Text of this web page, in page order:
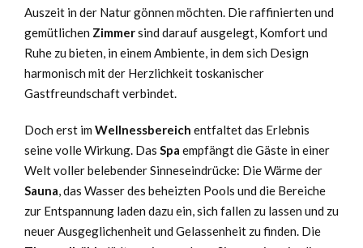
Auszeit in der Natur gönnen möchten. Die raffinierten und
gemütlichen Zimmersind darauf ausgelegt, Komfort und
Ruhe zu bieten, in einem Ambiente, in dem sich Design
harmonisch mit der Herzlichkeit toskanischer
Gastfreundschaft verbindet.
Doch erst im Wellnessbereich entfaltet das Erlebnis
seine volle Wirkung. Das Spa empfängt die Gäste in einer
Welt voller belebender Sinneseindrücke: Die Wärme der
Sauna, das Wasser des beheizten Pools und die Bereiche
zur Entspannung laden dazu ein, sich fallen zu lassen und zu
neuer Ausgeglichenheit und Gelassenheit zu finden. Die